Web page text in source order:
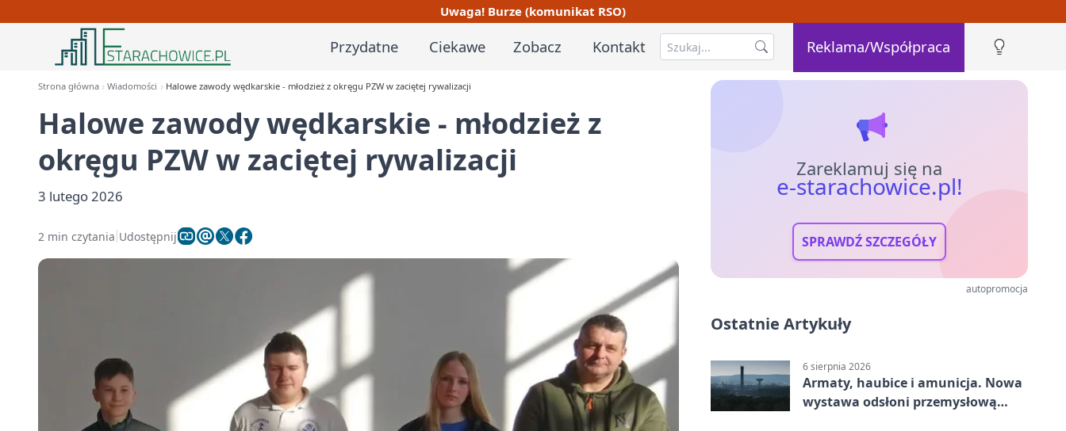
Uwaga! Burze (komunikat RSO)
Przydatne Ciekawe Zobacz Kontakt Reklama/Współpraca
Strona główna Wiadomości Halowe zawody wędkarskie - młodzież z okręgu PZW w zaciętej rywalizacji
Halowe zawody wędkarskie - młodzież z
okręgu PZW w zaciętej rywalizacji
3 lutego 2026
2 min czytania Udostępnij
Zareklamuj się na
e-starachowice.pl!
SPRAWDŹ SZCZEGÓŁY
autopromocja
Ostatnie Artykuły
6 sierpnia 2026
Armaty, haubice i amunicja. Nowa
wystawa odsłoni przemysłową